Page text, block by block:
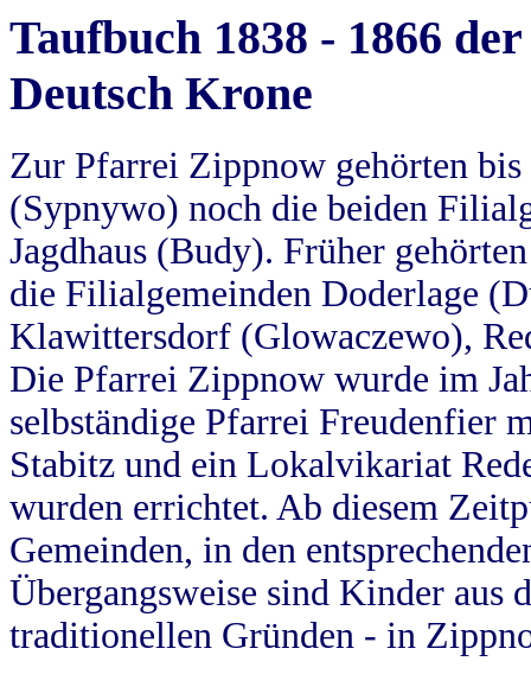
Taufbuch 1838 - 1866
Deutsch Krone
Zur Pfarrei Zippnow gehörten
(Sypnywo) noch die beiden
Jagdhaus (Budy). Früher
die Filialgemeinden Doderlage
Klawittersdorf (Glowaczewo),
Die Pfarrei Zippnow wurde im
selbständige Pfarrei Freudenfier
Stabitz und ein Lokalvikariat
wurden errichtet. Ab diesem
Gemeinden, in den
Übergangsweise sind Kinder aus
traditionellen Gründen - in